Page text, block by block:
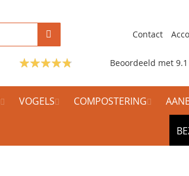
Contact
Beoordeeld met
VOGELS COMPOSTERING